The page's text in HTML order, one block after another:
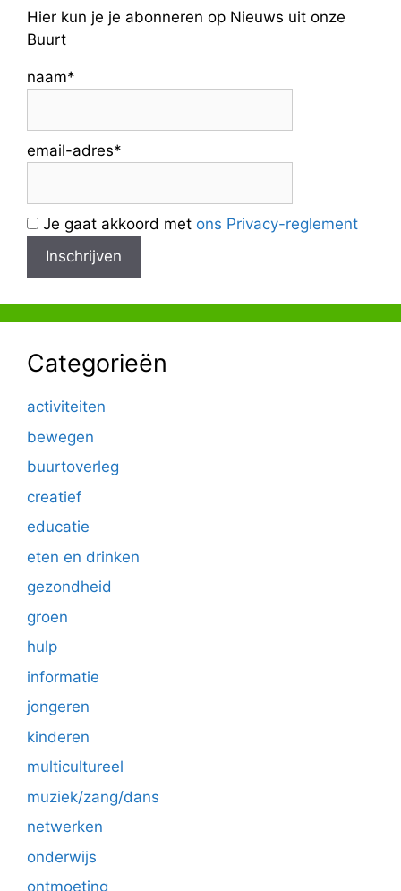
Hier kun je je abonneren op Nieuws uit onze
Buurt
naam*
email-adres*
Je gaat akkoord met ons Privacy-reglement
Categorieën
activiteiten
bewegen
buurtoverleg
creatief
educatie
eten en drinken
gezondheid
groen
hulp
informatie
jongeren
kinderen
multicultureel
muziek/zang/dans
netwerken
onderwijs
ontmoeting